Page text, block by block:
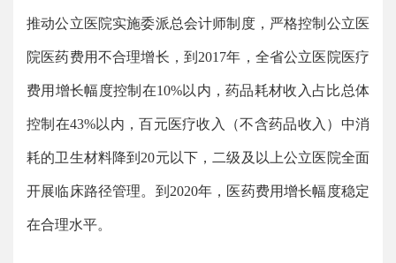
推动公立医院实施委派总会计师制度，严格控制公立医
院医药费用不合理增长，到2017年，全省公立医院医疗
费用增长幅度控制在10%以内，药品耗材收入占比总体
控制在43%以内，百元医疗收入（不含药品收入）中消
耗的卫生材料降到20元以下，二级及以上公立医院全面
开展临床路径管理。到2020年，医药费用增长幅度稳定
在合理水平。